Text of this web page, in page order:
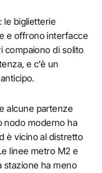
le biglietterie
e offrono interfacce
compaiono di solito
e c’è un
alcune partenze
nodo moderno ha
è vicino al distretto
linee metro M2 e
stazione ha meno